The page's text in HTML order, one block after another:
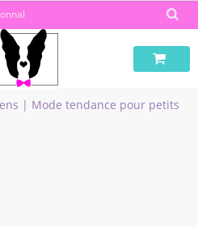
| Mode tendance pour petits